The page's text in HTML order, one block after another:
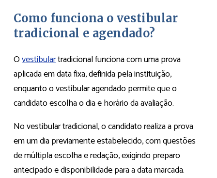
Como funciona o vestibular
tradicional e agendado?
Ovestibulartradicional funciona com uma prova
aplicada em data fixa, definida pela instituição,
enquanto o vestibular agendado permite que o
candidato escolha o dia e horário da avaliação.
No vestibular tradicional, o candidato realiza a prova
em um dia previamente estabelecido, com questões
de múltipla escolha e redação, exigindo preparo
antecipado e disponibilidade para a data marcada.